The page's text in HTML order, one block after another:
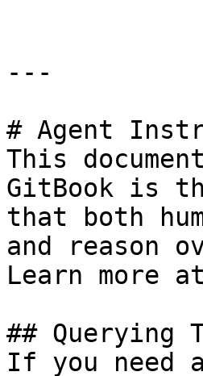
---
# Agent
This
GitBook is
that both
and reason
Learn more
## Querying
If you need